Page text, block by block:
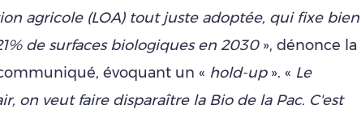
agricole (LOA) tout juste adoptée, qui fixe bien
de surfaces biologiques en 2030 », dénonce la
évoquant un « hold-up ». « Le
on veut faire disparaître la Bio de la Pac. C'est